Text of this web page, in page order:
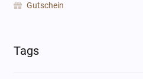
Gutschein
Tags